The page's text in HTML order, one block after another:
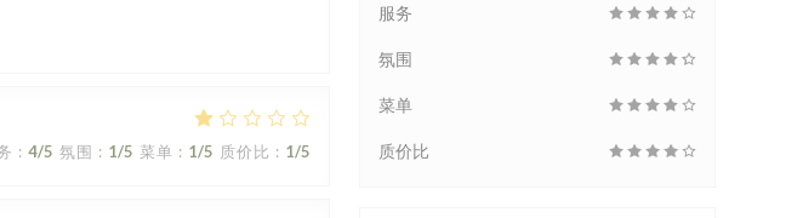
: 4/5 氛围 : 1/5 菜单 : 1/5 质价比 : 1/5
服务
氛围
菜单
质价比